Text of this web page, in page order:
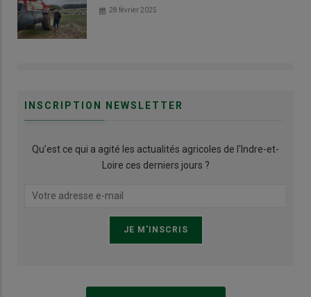
28 février 2025
INSCRIPTION NEWSLETTER
Qu’est ce qui a agité les actualités agricoles de l'Indre-et-
Loire ces derniers jours ?